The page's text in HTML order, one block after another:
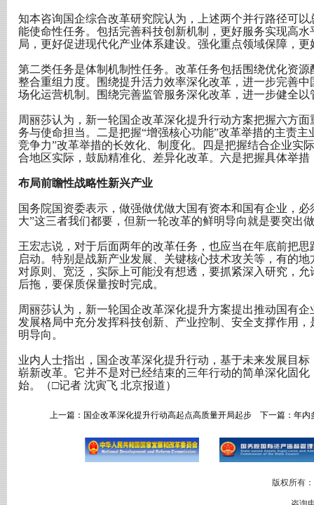
知本咨询国企综合改革研究院认为，上述两个并行路径可
能使命性任务。包括完善科技创新机制，更好服务实现高
局，更好促进现代化产业体系建设。强化重点领域保障，
第二类任务是体制机制性任务。改革任务包括围绕优化资
整合重组力度。围绕提升活力效率深化改革，进一步完善
场化运营机制。围绕完善监管服务深化改革，进一步健全
周丽莎认为，新一轮国企改革深化提升行动方案把握六方
务与使命担当。二是把握“增强核心功能”改革举措的主责
竞争力”改革举措的长效化、制度化。四是把握结合企业实
合地区实际，鼓励精准化、差异化改革。六是把握具体举
布局前瞻性战略性新兴产业
国务院国资委表示，做强做优做大国有资本和国有企业，
大”这三者我们都要，但新一轮改革的鲜明导向就是要突出
王宏志说，对于后面两年的改革任务，也应当在年底前把
启动。特别是战新产业发展、关键核心技术攻关等，有的
对原则、宽泛，实际上可能没有想透，要抓紧深入研究，
后拖，要保质保量按时完成。
周丽莎认为，新一轮国企改革深化提升方案提出推动国有
发展格局中充分发挥科技创新、产业控制、安全支撑作用
明导向。
业内人士指出，国企改革深化提升行动，基于未来发展目
崭新改革。它并不是对已经结束的三年行动的简单深化固
始。（□记者 沈寅飞 北京报道）
上一篇： 国企改革深化提升行动高起点高质量开局起步下一篇： 年内
版权所有